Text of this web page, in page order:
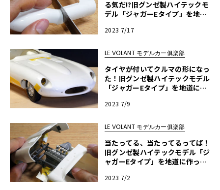
る気だ!?旧グンゼ製ハイテックモ
デル「ジャガーEタイプ」を地道
2023 7/17
LE VOLANT モデルカー俱楽部
タイヤが付いてクルマの形になっ
た！旧グンゼ製ハイテックモデル
「ジャガーEタイプ」を地道に作
2023 7/9
LE VOLANT モデルカー俱楽部
当たってる、当たってるってば！
旧グンゼ製ハイテックモデル「ジ
ャガーEタイプ」を地道に作って
2023 7/2